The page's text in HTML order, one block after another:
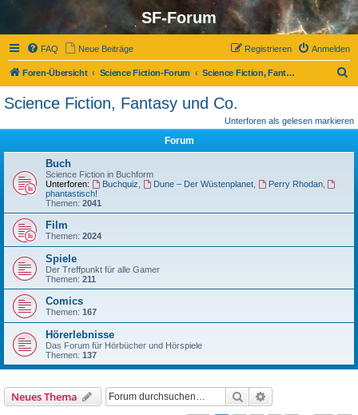
SF-Forum
FAQ Neue Beiträge Anmelden
Registrieren
Foren-Übersicht Science Fiction-Forum Science Fiction, Fantasy und Co.
h
Science Fiction, Fantasy und Co.
Unterforen als gelesen markieren
Forum
Buch
Science Fiction in Buchform
Unterforen:
Buchquiz Dune – Der Wüstenplanet, Perry Rhodan,
phantastisch!
Themen: 2041
Film
Themen: 2024
Spiele
Der Treffpunkt für alle Gamer
Themen: 211
Comics
Themen: 167
Hörerlebnisse
Das Forum für Hörbücher und Hörspiele
Themen: 137
Neues Thema Suche